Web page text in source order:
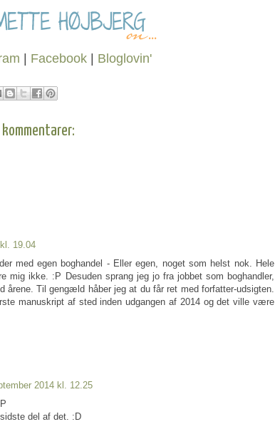
| Facebook | Bloglovin'
19.04
med egen boghandel - Eller egen, noget som helst nok. Hele
mig ikke. :P Desuden sprang jeg jo fra jobbet som boghandler,
Til gengæld håber jeg at du får ret med forfatter-udsigten.
manuskript af sted inden udgangen af 2014 og det ville være
2014 kl. 12.25
del af det. :D